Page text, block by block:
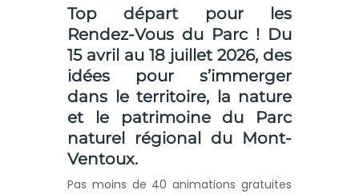
Top départ pour les
Rendez-Vous du Parc! Du
15 avril au 18 juillet 2026, des
idées pour s’immerger
dans le territoire, la nature
et le patrimoine du Parc
naturel régional du Mont-
Ventoux.
Pas moins de 40 animations gratuites